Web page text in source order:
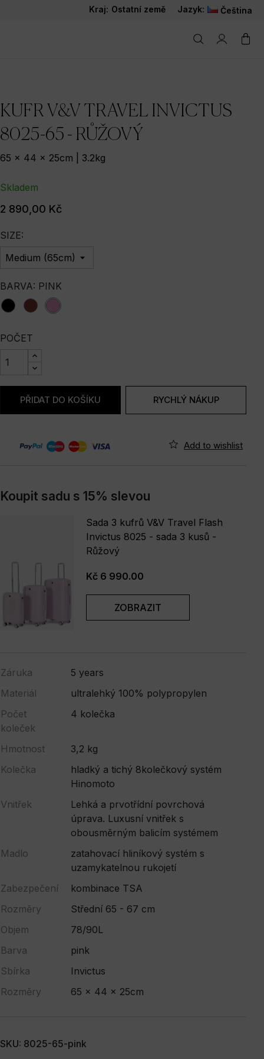
Kraj: Ostatní země Jazyk: Čeština
KUFR V&V TRAVEL INVICTUS
8025-65 - RŮŽOVÝ
65 x 44 x 25cm | 3.2kg
Skladem
2 890,00 Kč
SIZE:
BARVA: PINK
blackbordopink
POČET
PŘIDAT DO KOŠÍKU RYCHLÝ NÁKUP
Koupit sadu s 15% slevou
Sada 3 kufrů V&V Travel Flash
Invictus 8025 - sada 3 kusů -
Růžový
Kč 6 990.00
ZOBRAZIT
Záruka
5 years
Materiál
ultralehký 100% polypropylen
Počet
koleček
4 kolečka
Hmotnost
3,2 kg
Kolečka
hladký a tichý 8kolečkový systém
Hinomoto
Vnitřek
Lehká a prvotřídní povrchová
úprava. Luxusní vnitřek s
obousměrným balicím systémem
Madlo
zatahovací hliníkový systém s
uzamykatelnou rukojetí
Zabezpečení
kombinace TSA
Rozměry
Střední 65 - 67 cm
Objem
78/90L
Barva
pink
Sbírka
Invictus
Rozměry
65 x 44 x 25cm
SKU: 8025-65-pink